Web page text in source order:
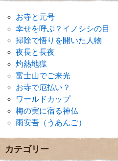
お寺と元号
幸せを呼ぶ？イノシシの目
掃除で悟りを開いた人物
夜長と長夜
灼熱地獄
富士山でご来光
お寺で厄払い？
ワールドカップ
梅の実に宿る神仏
雨安吾（うあんご）
カテゴリー